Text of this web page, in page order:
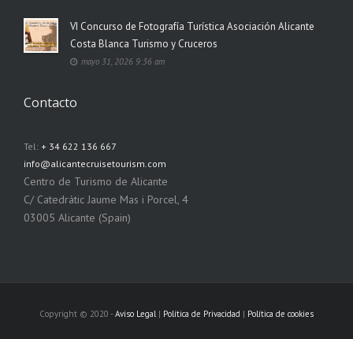
VI Concurso de Fotografía Turística Asociación Alicante
Costa Blanca Turismo y Cruceros
mayo 31, 2026 9:36 am
Contacto
Tel: + 34 622 136 667
info@alicantecruisetourism.com
Centro de Turismo de Alicante
C/ Catedrátic Jaume Mas i Porcel, 4
03005 Alicante (Spain)
Copyright © 2020 -Aviso Legal | Política de Privacidad | Política de cookies